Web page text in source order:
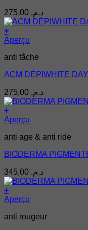
د.م.
+
Aperçu
anti tâche
ACM DÉPIWHITE
د.م.
+
Aperçu
anti age & anti ride
BIODERMA
د.م.
+
Aperçu
anti rougeur